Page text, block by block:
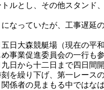
ルとし、その他スタンド
っていたが、工事遅延
日大森競艇場（現在の平
事業促進委員会の一行も参
日から十二日まで四日間
を繰り下げ、第一レース
係者の見まもる中ではな